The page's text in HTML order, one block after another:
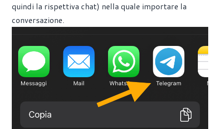
quindi la rispettiva chat) nella quale importare la
conversazione.